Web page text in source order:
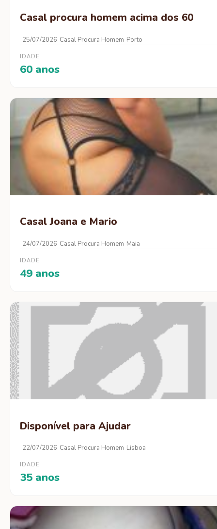
Casal procura homem acima dos 60
25/07/2026 Casal Procura Homem Porto
IDADE
60 anos
Casal Joana e Mario
24/07/2026 Casal Procura Homem Maia
IDADE
49 anos
Disponível para Ajudar
22/07/2026 Casal Procura Homem Lisboa
IDADE
35 anos